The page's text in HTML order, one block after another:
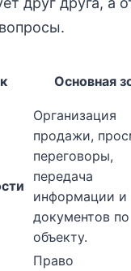
Основная
Организация
продажи,
переговоры,
передача
информации и
документов по
объекту.
Право